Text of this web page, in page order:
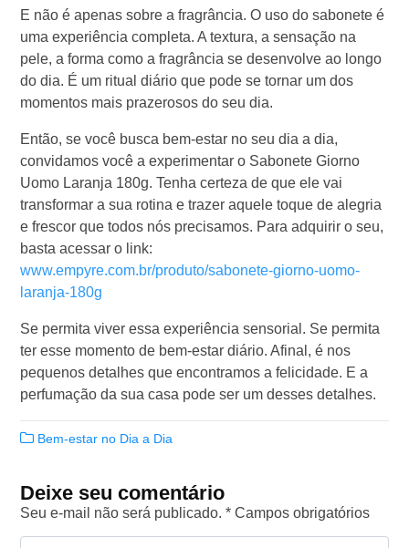
E não é apenas sobre a fragrância. O uso do sabonete é
uma experiência completa. A textura, a sensação na
pele, a forma como a fragrância se desenvolve ao longo
do dia. É um ritual diário que pode se tornar um dos
momentos mais prazerosos do seu dia.
Então, se você busca bem-estar no seu dia a dia,
convidamos você a experimentar o Sabonete Giorno
Uomo Laranja 180g. Tenha certeza de que ele vai
transformar a sua rotina e trazer aquele toque de alegria
e frescor que todos nós precisamos. Para adquirir o seu,
basta acessar o link:
www.empyre.com.br/produto/sabonete-giorno-uomo-
laranja-180g
Se permita viver essa experiência sensorial. Se permita
ter esse momento de bem-estar diário. Afinal, é nos
pequenos detalhes que encontramos a felicidade. E a
perfumação da sua casa pode ser um desses detalhes.
Bem-estar no Dia a Dia
Deixe seu comentário
Seu e-mail não será publicado. * Campos obrigatórios